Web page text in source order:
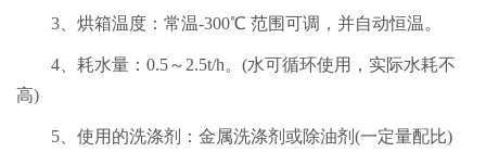
3、烘箱温度：常温-300℃ 范围可调，并自动恒温。
4、耗水量：0.5～2.5t/h。(水可循环使用，实际水耗不
高)
5、使用的洗涤剂：金属洗涤剂或除油剂(一定量配比)